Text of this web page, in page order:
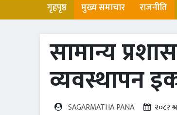
गृहपृष्ठ मुख्य समाचार राजनीति
सामान्य
व्यवस्थापन
SAGARMATHA PANA २०८२